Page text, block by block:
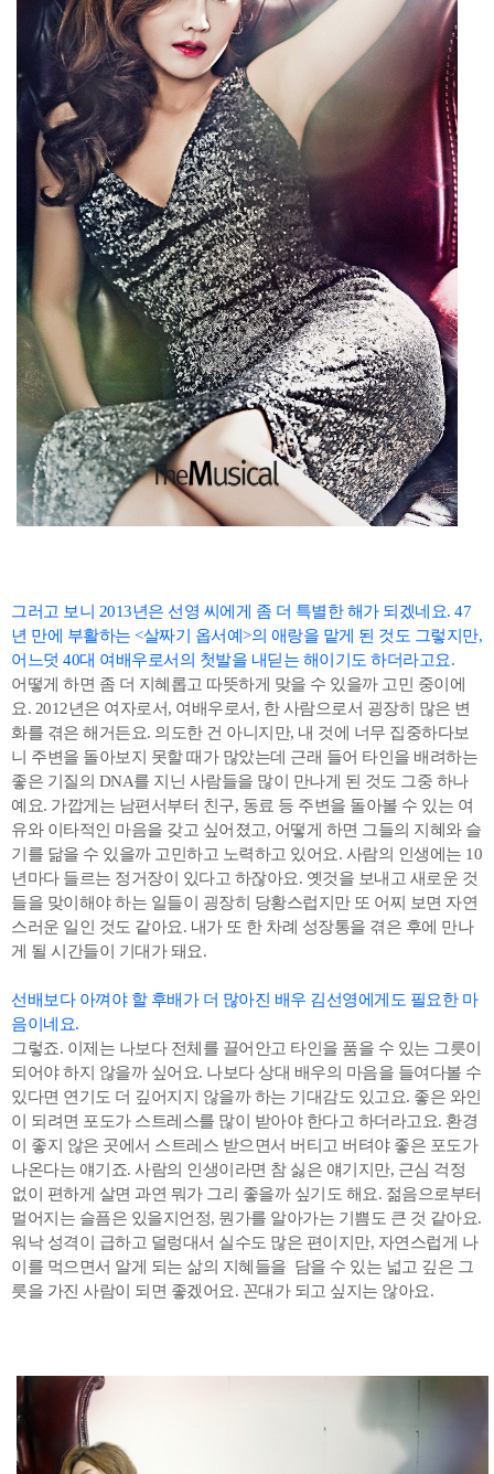
그러고 보니 2013년은 선영 씨에게 좀 더 특별한 해가 되겠네요. 47
년 만에 부활하는 <살짜기 옵서예>의 애랑을 맡게 된 것도 그렇지만,
어느덧 40대 여배우로서의 첫발을 내딛는 해이기도 하더라고요.
어떻게 하면 좀 더 지혜롭고 따뜻하게 맞을 수 있을까 고민 중이에
요. 2012년은 여자로서, 여배우로서, 한 사람으로서 굉장히 많은 변
화를 겪은 해거든요. 의도한 건 아니지만, 내 것에 너무 집중하다보
니 주변을 돌아보지 못할 때가 많았는데 근래 들어 타인을 배려하는
좋은 기질의 DNA를 지닌 사람들을 많이 만나게 된 것도 그중 하나
예요. 가깝게는 남편서부터 친구, 동료 등 주변을 돌아볼 수 있는 여
유와 이타적인 마음을 갖고 싶어졌고, 어떻게 하면 그들의 지혜와 슬
기를 닮을 수 있을까 고민하고 노력하고 있어요. 사람의 인생에는 10
년마다 들르는 정거장이 있다고 하잖아요. 옛것을 보내고 새로운 것
들을 맞이해야 하는 일들이 굉장히 당황스럽지만 또 어찌 보면 자연
스러운 일인 것도 같아요. 내가 또 한 차례 성장통을 겪은 후에 만나
게 될 시간들이 기대가 돼요.
선배보다 아껴야 할 후배가 더 많아진 배우 김선영에게도 필요한 마
음이네요.
그렇죠. 이제는 나보다 전체를 끌어안고 타인을 품을 수 있는 그릇이
되어야 하지 않을까 싶어요. 나보다 상대 배우의 마음을 들여다볼 수
있다면 연기도 더 깊어지지 않을까 하는 기대감도 있고요. 좋은 와인
이 되려면 포도가 스트레스를 많이 받아야 한다고 하더라고요. 환경
이 좋지 않은 곳에서 스트레스 받으면서 버티고 버텨야 좋은 포도가
나온다는 얘기죠. 사람의 인생이라면 참 싫은 얘기지만, 근심 걱정
없이 편하게 살면 과연 뭐가 그리 좋을까 싶기도 해요. 젊음으로부터
멀어지는 슬픔은 있을지언정, 뭔가를 알아가는 기쁨도 큰 것 같아요.
워낙 성격이 급하고 덜렁대서 실수도 많은 편이지만, 자연스럽게 나
이를 먹으면서 알게 되는 삶의 지혜들을 담을 수 있는 넓고 깊은 그
릇을 가진 사람이 되면 좋겠어요. 꼰대가 되고 싶지는 않아요.